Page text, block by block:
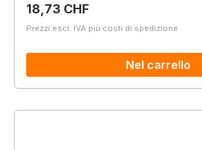
Prezzo normale:
18,73 CHF
Prezzi escl. IVA più costi di spedizione
Nel carrello